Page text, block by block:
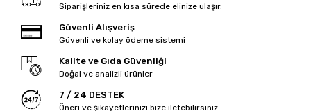
Siparişleriniz en kısa sürede elinize ulaşır.
Güvenli Alışveriş
Güvenli ve kolay ödeme sistemi
Kalite ve Gıda Güvenliği
Doğal ve analizli ürünler
7 / 24 DESTEK
Öneri ve şikayetlerinizi bize iletebilirsiniz.